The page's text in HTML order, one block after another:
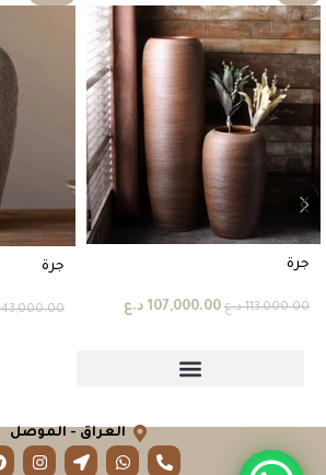
جرة
113,000.00 د.ع 107,000.00 د.ع
جرة
43,000.00
العراق - الموصل